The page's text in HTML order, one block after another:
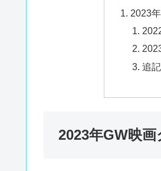
2023
追
2023年GW映